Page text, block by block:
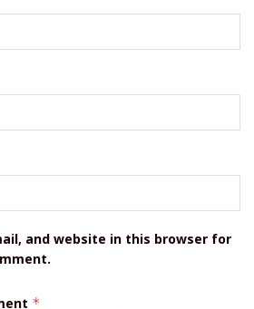
and website in this browser for
*